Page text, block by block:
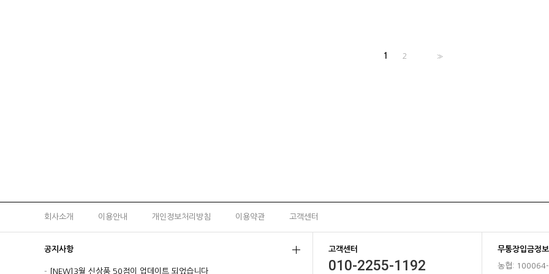
1 2 >>
회사소개 이용안내 개인정보처리방침 이용약관 고객센터
공지사항
- [NEW]3월 신상품 50점이 업데이트 되었습니다
고객센터
010-2255-1192
무통장입금정보
농협: